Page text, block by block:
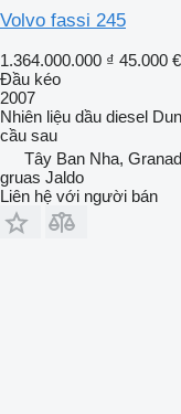
Volvo fassi 245
1.364.000.000 ₫ 45.000 €
Đầu kéo
2007
Nhiên liệu dầu diesel
cầu sau
Tây Ban Nha,
gruas Jaldo
Liên hệ với người bán